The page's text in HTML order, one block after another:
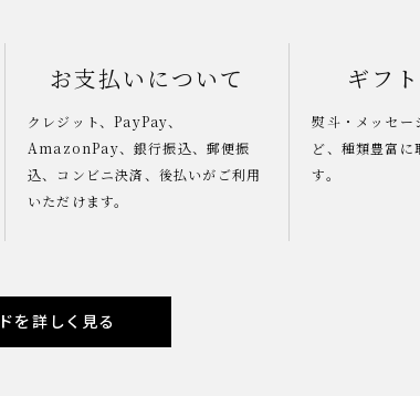
お支払いについて
クレジット、PayPay、
AmazonPay、銀行振込、郵便振
込、コンビニ決済、後払いがご利用
いただけます。
ギフ
熨斗・メッセー
ど、種類豊富に
す。
を詳しく見る